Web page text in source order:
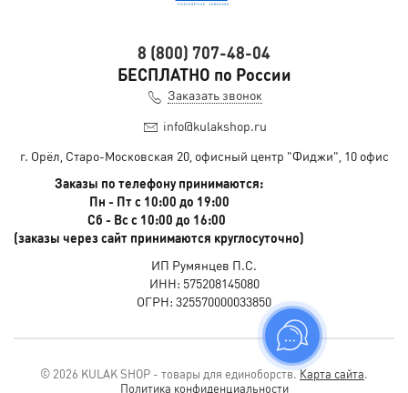
8 (800) 707-48-04
БЕСПЛАТНО по России
Заказать звонок
info@kulakshop.ru
г. Орёл, Старо-Московская 20, офисный центр "Фиджи", 10 офис
Заказы по телефону принимаются:
Пн - Пт с 10:00 до 19:00
Сб - Вс с 10:00 до 16:00
(заказы через сайт принимаются круглосуточно)
ИП Румянцев П.С.
ИНН: 575208145080
ОГРН: 325570000033850
© 2026 KULAK SHOP - товары для единоборств.Карта сайта.
Политика конфиденциальности